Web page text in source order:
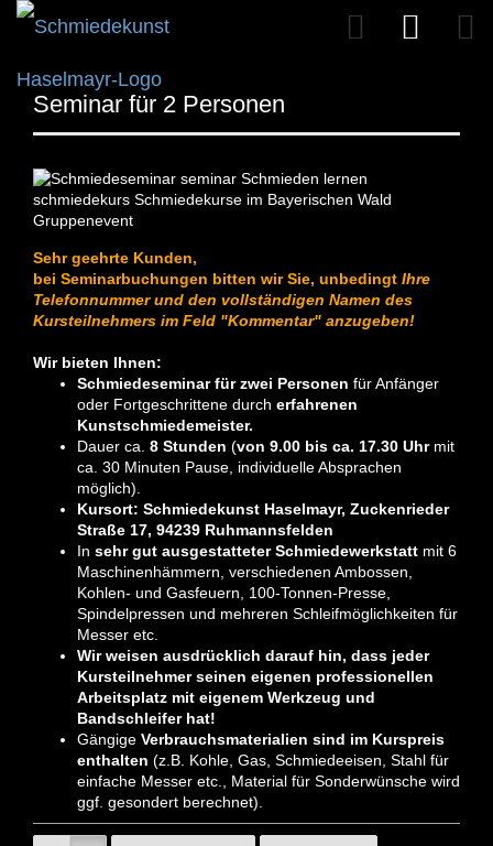
Seminar für 2 Personen
Sehr geehrte Kunden,
bei Seminarbuchungen bitten wir Sie, unbedingt Ihre
Telefonnummer und den vollständigen Namen des
Kursteilnehmers im Feld "Kommentar" anzugeben!
Wir bieten Ihnen:
Schmiedeseminar für zwei Personen für Anfänger
oder Fortgeschrittene durch erfahrenen
Kunstschmiedemeister.
Dauer ca. 8 Stunden (von 9.00 bis ca. 17.30 Uhr mit
ca. 30 Minuten Pause, individuelle Absprachen
möglich).
Kursort: Schmiedekunst Haselmayr, Zuckenrieder
Straße 17, 94239 Ruhmannsfelden
In sehr gut ausgestatteter Schmiedewerkstatt mit 6
Maschinenhämmern, verschiedenen Ambossen,
Kohlen- und Gasfeuern, 100-Tonnen-Presse,
Spindelpressen und mehreren Schleifmöglichkeiten für
Messer etc.
Wir weisen ausdrücklich darauf hin, dass jeder
Kursteilnehmer seinen eigenen professionellen
Arbeitsplatz mit eigenem Werkzeug und
Bandschleifer hat!
Gängige Verbrauchsmaterialien sind im Kurspreis
enthalten (z.B. Kohle, Gas, Schmiedeeisen, Stahl für
einfache Messer etc., Material für Sonderwünsche wird
ggf. gesondert berechnet).